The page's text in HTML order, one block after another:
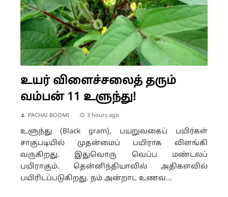
உயர் விளைச்சலைத் தரும்
வம்பன் 11 உளுந்து!
PACHAI BOOMI 3 hours ago
உளுந்து (Black gram), பயறுவகைப் பயிர்கள்
சாகுபடியில் முதன்மைப் பயிராக விளங்கி
வருகிறது. இதுவொரு வெப்ப மண்டலப்
பயிராகும். தென்னிந்தியாவில் அதிகளவில்
பயிரிடப்படுகிறது. நம் அன்றாட உணவ...